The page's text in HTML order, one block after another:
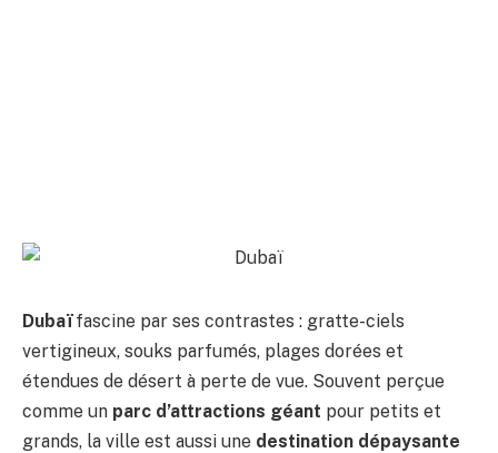
Dubaïfascine par ses contrastes : gratte-ciels
vertigineux, souks parfumés, plages dorées et
étendues de désert à perte de vue. Souvent perçue
comme un parc d’attractions géant pour petits et
grands, la ville est aussi une destination dépaysante